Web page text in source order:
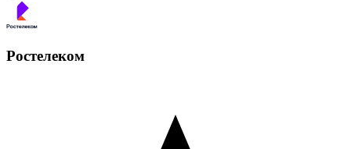
Ростелеком